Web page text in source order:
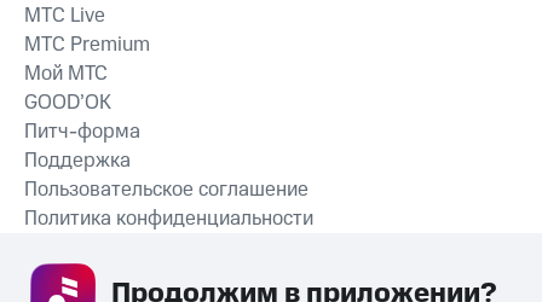
СКАЧАТЬ ПРИЛОЖЕНИЕ
MTС Live
MTС Premium
Мой МТС
GOOD’OK
Питч-форма
Поддержка
Пользовательское соглашение
Политика конфиденциальности